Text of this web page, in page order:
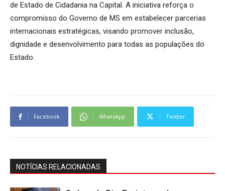
de Estado de Cidadania na Capital. A iniciativa reforça o
compromisso do Governo de MS em estabelecer parcerias
internacionais estratégicas, visando promover inclusão,
dignidade e desenvolvimento para todas as populações do
Estado.
Facebook WhatsApp Twitter
NOTÍCIAS RELACIONADAS